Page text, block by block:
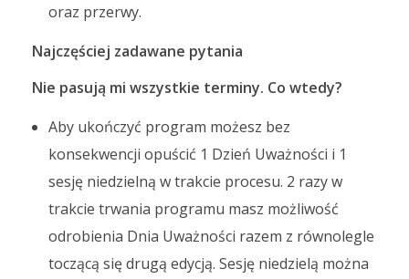
oraz przerwy.
Najczęściej zadawane pytania
Nie pasują mi wszystkie terminy. Co wtedy?
Aby ukończyć program możesz bez
konsekwencji opuścić 1 Dzień Uważności i 1
sesję niedzielną w trakcie procesu. 2 razy w
trakcie trwania programu masz możliwość
odrobienia Dnia Uważności razem z równolegle
toczącą się drugą edycją. Sesję niedzielą można